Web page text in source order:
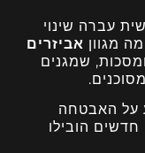
עברה שינוי
מגוון אביזרים
שמגנים
על האבטחה
הובילו